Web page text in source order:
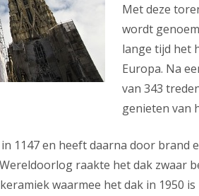
Met deze
wordt
lange tijd het
Europa. Na
van 343
genieten van
1147 en heeft daarna door brand
raakte het dak zwaar
waarmee het dak in 1950 is